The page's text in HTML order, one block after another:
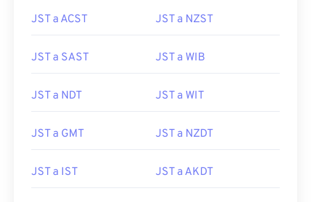
JST a ACST JST a NZST
JST a SAST JST a WIB
JST a NDT JST a WIT
JST a GMT JST a NZDT
JST a IST JST a AKDT